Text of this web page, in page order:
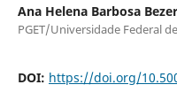
Ana Helena Barbosa
PGET/Universidade Federal
DOI: https://doi.org/